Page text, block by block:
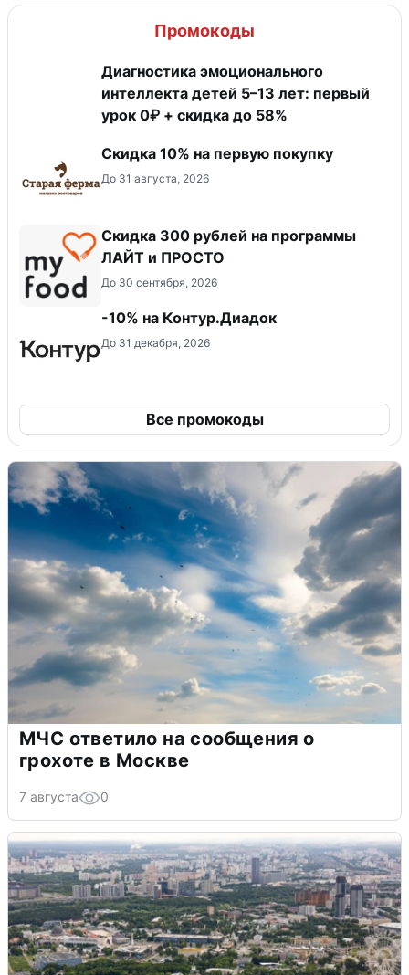
Промокоды
Диагностика эмоционального
интеллекта детей 5–13 лет: первый
урок 0₽ + скидка до 58%
Скидка​ 10% на первую покупку
До 31 августа, 2026
​Скидка 300 рублей на программы
ЛАЙТ и ПРОСТО
До 30 сентября, 2026
-10% на Контур.Диадок
До 31 декабря, 2026
Все промокоды
МЧС ответило на сообщения о
грохоте в Москве
7 августа 0